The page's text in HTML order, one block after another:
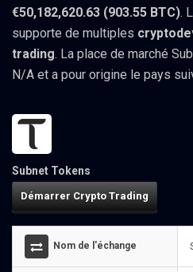
€50,182,620.63 (903.55 BTC).
supporte de multiples
trading. La place de marché
N/A et a pour origine le pays
Subnet Tokens
Démarrer Crypto Trading
Nom de l'échange